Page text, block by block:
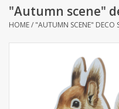
Linten & decoratie
"Autumn scene"
HOME/ "AUTUMN SCENE" DECO